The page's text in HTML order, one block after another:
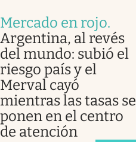
Mercado en rojo.
Argentina, al revés
del mundo: subió el
riesgo país y el
Merval cayó
mientras las tasas se
ponen en el centro
de atención